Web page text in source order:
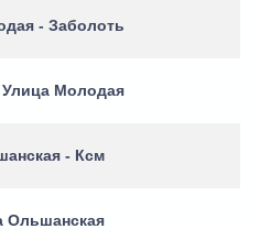
- Заболоть
Молодая
- Ксм
Ольшанская